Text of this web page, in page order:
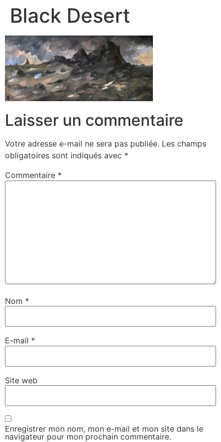
Black Desert
Laisser un commentaire
Votre adresse e-mail ne sera pas publiée. Les champs
obligatoires sont indiqués avec *
Commentaire *
Nom *
E-mail *
Site web
Enregistrer mon nom, mon e-mail et mon site dans le
navigateur pour mon prochain commentaire.